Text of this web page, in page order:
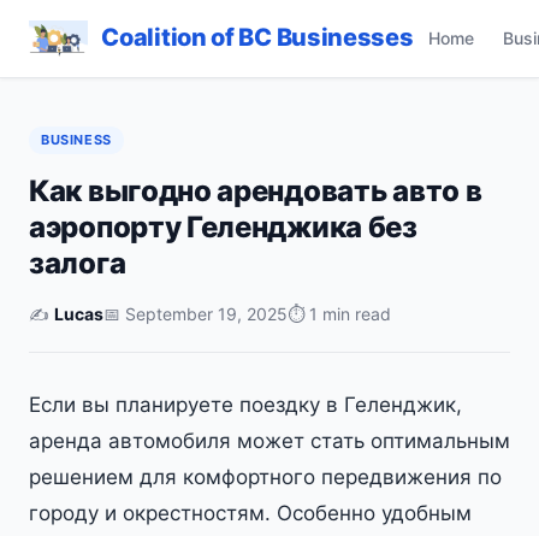
Coalition of BC Businesses Home
BUSINESS
Как выгодно арендовать авто в
аэропорту Геленджика без
залога
✍️ Lucas📅 September 19, 2025⏱ 1 min read
Если вы планируете поездку в Геленджик,
аренда автомобиля может стать оптимальным
решением для комфортного передвижения по
городу и окрестностям. Особенно удобным